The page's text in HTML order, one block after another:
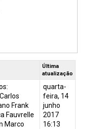
Última
atualização
Frank
Fauvrelle
Marco
quarta-
feira, 14
junho
2017
16:13